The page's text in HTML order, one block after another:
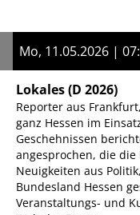
Mo, 11.05.2026 |
Lokales(D 2026)
Reporter aus
ganz Hessen im
Geschehnissen
angesprochen, die die
Neuigkeiten aus
Bundesland Hessen
Veranstaltungs- und